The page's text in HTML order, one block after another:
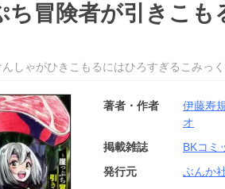
ち冒険者が引きこ
しゃがひきこもるにはひろすぎるこみっ
著者・作者
伊藤寿
オ
掲載雑誌
BKコミ
発行元
ぶんか